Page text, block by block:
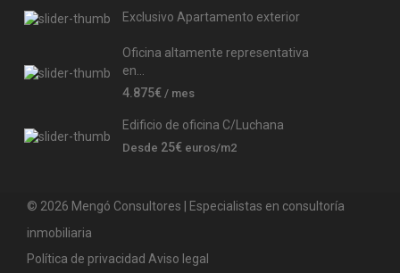
Exclusivo Apartamento exterior
Oficina altamente representativa
en...
4.875€ / mes
Edificio de oficina C/Luchana
Desde 25€ euros/m2
© 2026 Mengó Consultores | Especialistas en consultoría
inmobiliaria
Política de privacidad Aviso legal